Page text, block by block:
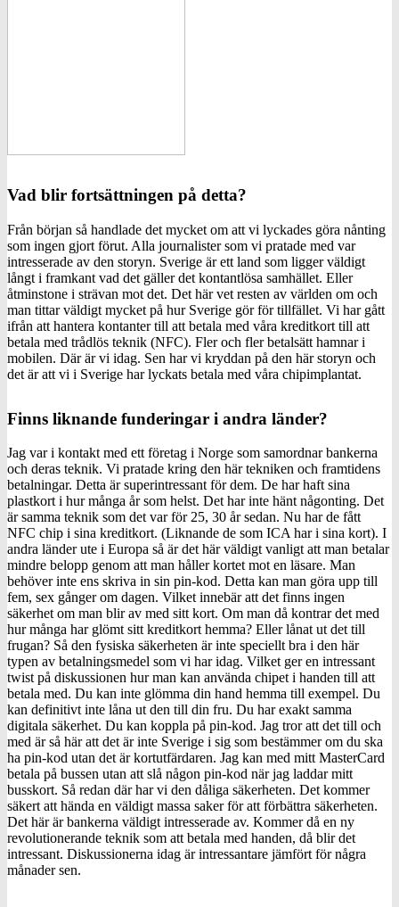
Vad blir fortsättningen på detta?
Från början så handlade det mycket om att vi lyckades göra nånting
som ingen gjort förut. Alla journalister som vi pratade med var
intresserade av den storyn. Sverige är ett land som ligger väldigt
långt i framkant vad det gäller det kontantlösa samhället. Eller
åtminstone i strävan mot det. Det här vet resten av världen om och
man tittar väldigt mycket på hur Sverige gör för tillfället. Vi har gått
ifrån att hantera kontanter till att betala med våra kreditkort till att
betala med trådlös teknik (NFC). Fler och fler betalsätt hamnar i
mobilen. Där är vi idag. Sen har vi kryddan på den här storyn och
det är att vi i Sverige har lyckats betala med våra chipimplantat.
Finns liknande funderingar i andra länder?
Jag var i kontakt med ett företag i Norge som samordnar bankerna
och deras teknik. Vi pratade kring den här tekniken och framtidens
betalningar. Detta är superintressant för dem. De har haft sina
plastkort i hur många år som helst. Det har inte hänt någonting. Det
är samma teknik som det var för 25, 30 år sedan. Nu har de fått
NFC chip i sina kreditkort. (Liknande de som ICA har i sina kort). I
andra länder ute i Europa så är det här väldigt vanligt att man betalar
mindre belopp genom att man håller kortet mot en läsare. Man
behöver inte ens skriva in sin pin-kod. Detta kan man göra upp till
fem, sex gånger om dagen. Vilket innebär att det finns ingen
säkerhet om man blir av med sitt kort. Om man då kontrar det med
hur många har glömt sitt kreditkort hemma? Eller lånat ut det till
frugan? Så den fysiska säkerheten är inte speciellt bra i den här
typen av betalningsmedel som vi har idag. Vilket ger en intressant
twist på diskussionen hur man kan använda chipet i handen till att
betala med. Du kan inte glömma din hand hemma till exempel. Du
kan definitivt inte låna ut den till din fru. Du har exakt samma
digitala säkerhet. Du kan koppla på pin-kod. Jag tror att det till och
med är så här att det är inte Sverige i sig som bestämmer om du ska
ha pin-kod utan det är kortutfärdaren. Jag kan med mitt MasterCard
betala på bussen utan att slå någon pin-kod när jag laddar mitt
busskort. Så redan där har vi den dåliga säkerheten. Det kommer
säkert att hända en väldigt massa saker för att förbättra säkerheten.
Det här är bankerna väldigt intresserade av. Kommer då en ny
revolutionerande teknik som att betala med handen, då blir det
intressant. Diskussionerna idag är intressantare jämfört för några
månader sen.